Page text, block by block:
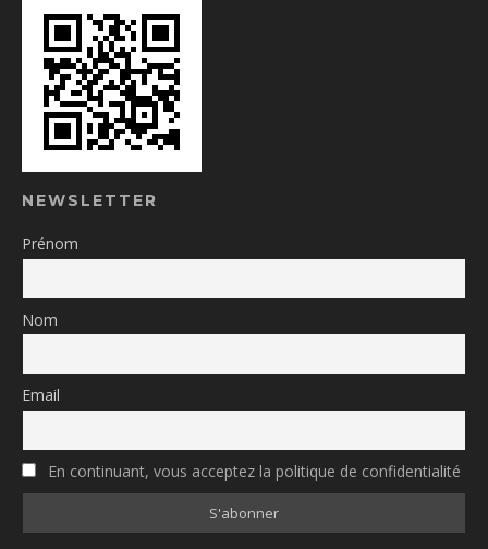
NEWSLETTER
Prénom
Nom
Email
En continuant, vous acceptez la politique de confidentialité